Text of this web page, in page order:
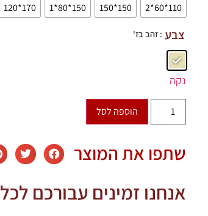
110*60*2
150*150
150*80*1
170*120
צבע : זהב בז'
נקה
הוספה לסל
שתפו את המוצר
אנחנו זמינים עבורכם